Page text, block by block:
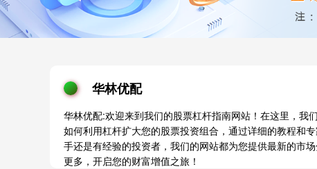
华林优配
华林优配:欢迎来到我们的股票杠杆指南网站！在这里，我
如何利用杠杆扩大您的股票投资组合，通过详细的教程和
手还是有经验的投资者，我们的网站都为您提供最新的市
更多，开启您的财富增值之旅！